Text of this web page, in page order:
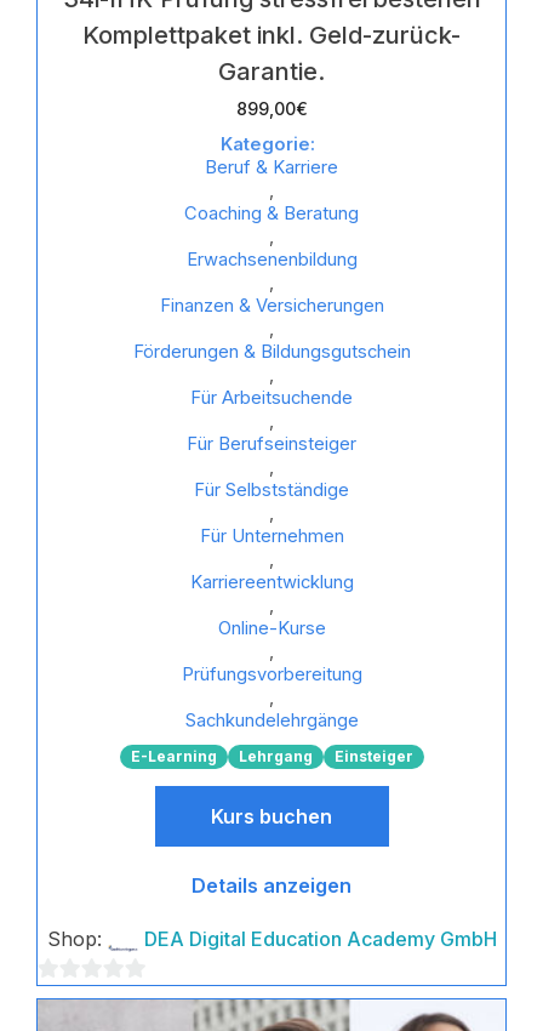
Komplettpaket inkl. Geld-zurück-
Garantie.
899,00€
Kategorie:
Beruf & Karriere
,
Coaching & Beratung
,
Erwachsenenbildung
,
Finanzen & Versicherungen
,
Förderungen & Bildungsgutschein
,
Für Arbeitsuchende
,
Für Berufseinsteiger
,
Für Selbstständige
,
Für Unternehmen
,
Karriereentwicklung
,
Online-Kurse
,
Prüfungsvorbereitung
,
Sachkundelehrgänge
E-Learning Lehrgang Einsteiger
Kurs buchen
Details anzeigen
Shop: DEA Digital Education Academy GmbH
0